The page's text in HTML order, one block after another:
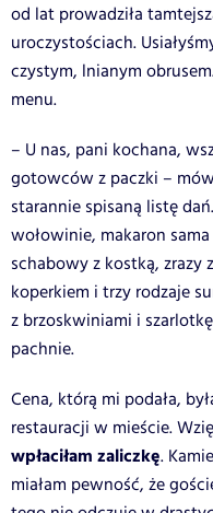
od lat prowadziła
uroczystościach.
czystym, lnianym
menu.
– U nas, pani kochana,
gotowców z paczki –
starannie spisaną listę
wołowinie, makaron
schabowy z kostką, zrazy
koperkiem i trzy rodzaje
z brzoskwiniami i
pachnie.
Cena, którą mi podała,
restauracji w mieście.
wpłaciłam zaliczkę.
miałam pewność, że